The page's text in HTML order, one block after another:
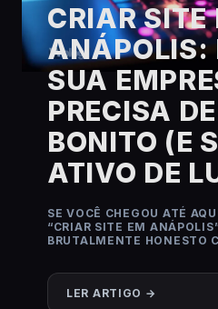
CRIAR SITE
ANÁPOLIS:
SUA
PRECISA
BONITO (E
ATIVO DE
SE VOCÊ CHEGOU ATÉ
“CRIAR SITE EM
BRUTALMENTE HONESTO
LER ARTIGO →